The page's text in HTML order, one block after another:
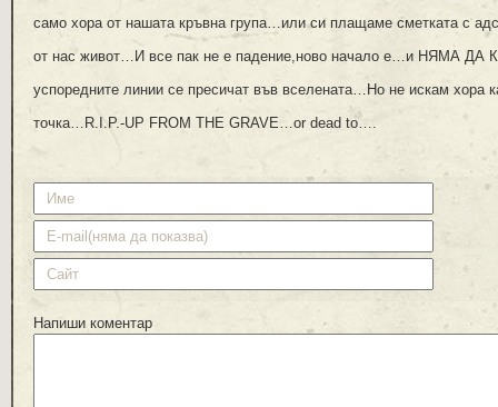
само хора от нашата кръвна група…или си плащаме сметката с
от нас живот…И все пак не е падение,ново начало е…и НЯМА
успоредните линии се пресичат във вселената…Но не искам хора
точка…R.I.P.-UP FROM THE GRAVE…or dead to….
Напиши коментар